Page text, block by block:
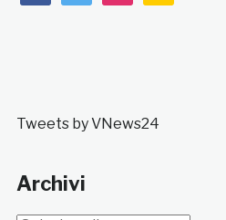
Tweets by VNews24
Archivi